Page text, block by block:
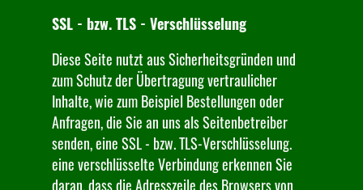
SSL - bzw. TLS - Verschlüsselung
Diese Seite nutzt aus Sicherheitsgründen und
zum Schutz der Übertragung vertraulicher
Inhalte, wie zum Beispiel Bestellungen oder
Anfragen, die Sie an uns als Seitenbetreiber
senden, eine SSL - bzw. TLS-Verschlüsselung.
eine verschlüsselte Verbindung erkennen Sie
daran, dass die Adresszeile des Browsers von